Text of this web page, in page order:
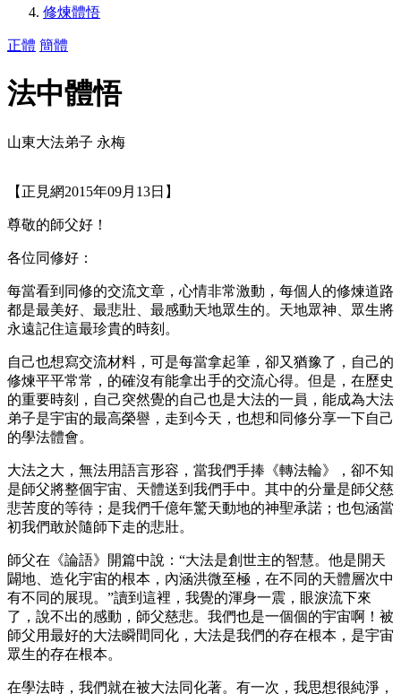
修煉體悟
正體 簡體
法中體悟
山東大法弟子 永梅
【正見網2015年09月13日】
尊敬的師父好！
各位同修好：
每當看到同修的交流文章，心情非常激動，每個人的修煉道路
都是最美好、最悲壯、最感動天地眾生的。天地眾神、眾生將
永遠記住這最珍貴的時刻。
自己也想寫交流材料，可是每當拿起筆，卻又猶豫了，自己的
修煉平平常常，的確沒有能拿出手的交流心得。但是，在歷史
的重要時刻，自己突然覺的自己也是大法的一員，能成為大法
弟子是宇宙的最高榮譽，走到今天，也想和同修分享一下自己
的學法體會。
大法之大，無法用語言形容，當我們手捧《轉法輪》，卻不知
是師父將整個宇宙、天體送到我們手中。其中的分量是師父慈
悲苦度的等待；是我們千億年驚天動地的神聖承諾；也包涵當
初我們敢於隨師下走的悲壯。
師父在《論語》開篇中說：“大法是創世主的智慧。他是開天
闢地、造化宇宙的根本，內涵洪微至極，在不同的天體層次中
有不同的展現。”讀到這裡，我覺的渾身一震，眼淚流下來
了，說不出的感動，師父慈悲。我們也是一個個的宇宙啊！被
師父用最好的大法瞬間同化，大法是我們的存在根本，是宇宙
眾生的存在根本。
在學法時，我們就在被大法同化著。有一次，我思想很純淨，